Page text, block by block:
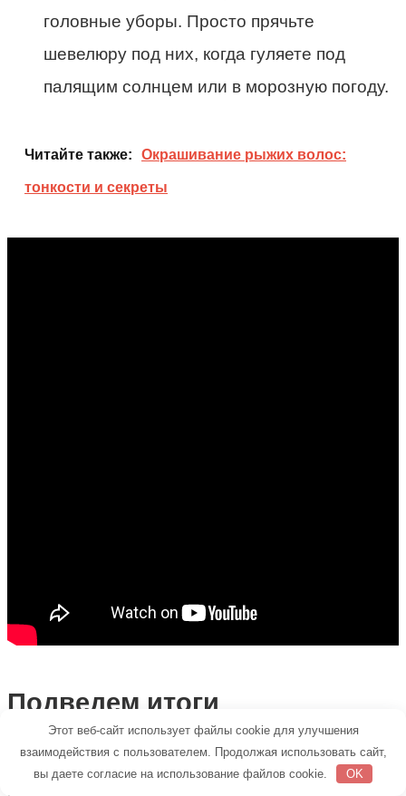
головные уборы. Просто прячьте
шевелюру под них, когда гуляете под
палящим солнцем или в морозную погоду.
Читайте также: Окрашивание рыжих волос:
тонкости и секреты
Подведем итоги
Пепельный оттенок – довольно непростой в
Этот веб-сайт использует файлы cookie для улучшения
взаимодействия с пользователем. Продолжая использовать сайт,
вы даете согласие на использование файлов cookie.
OK